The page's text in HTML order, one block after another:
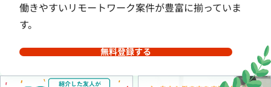
働きやすいリモートワーク案件が豊富に揃っていま
す。
無料登録する